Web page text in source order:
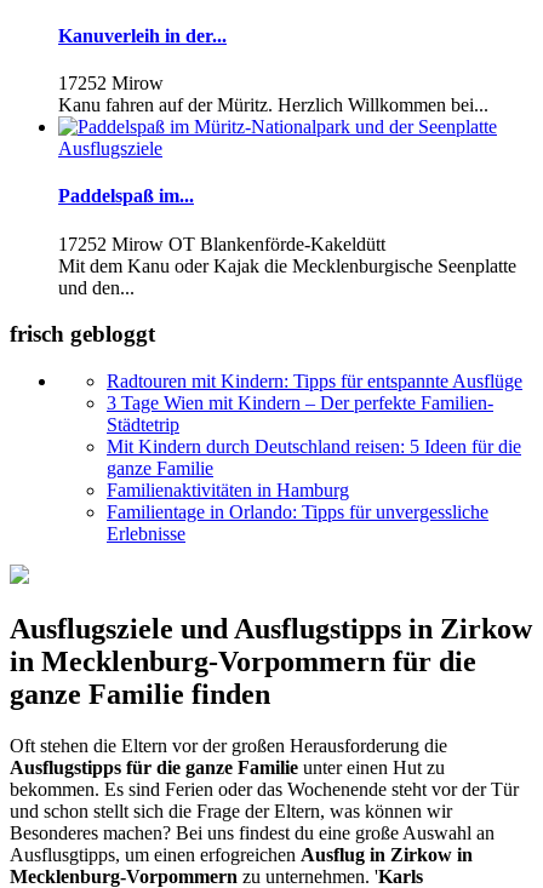
Kanuverleih in der...
17252 Mirow
Kanu fahren auf der Müritz. Herzlich Willkommen bei...
Ausflugsziele
Paddelspaß im...
17252 Mirow OT Blankenförde-Kakeldütt
Mit dem Kanu oder Kajak die Mecklenburgische Seenplatte
und den...
frisch gebloggt
Radtouren mit Kindern: Tipps für entspannte Ausflüge
3 Tage Wien mit Kindern – Der perfekte Familien-
Städtetrip
Mit Kindern durch Deutschland reisen: 5 Ideen für die
ganze Familie
Familienaktivitäten in Hamburg
Familientage in Orlando: Tipps für unvergessliche
Erlebnisse
Ausflugsziele und Ausflugstipps in Zirkow
in Mecklenburg-Vorpommern für die
ganze Familie finden
Oft stehen die Eltern vor der großen Herausforderung die
Ausflugstipps für die ganze Familie unter einen Hut zu
bekommen. Es sind Ferien oder das Wochenende steht vor der Tür
und schon stellt sich die Frage der Eltern, was können wir
Besonderes machen? Bei uns findest du eine große Auswahl an
Ausflusgtipps, um einen erfogreichen Ausflug in Zirkow in
Mecklenburg-Vorpommern zu unternehmen. 'Karls